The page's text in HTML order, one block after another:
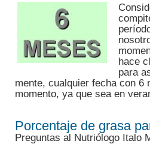
hace
para
mente, cualquier fecha con 6
momento, ya que sea en
Porcentaje de grasa
Preguntas al Nutriólogo Italo